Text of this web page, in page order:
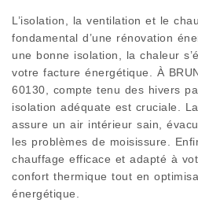
L’isolation, la ventilation et le
fondamental d’une rénovation
une bonne isolation, la chaleur
votre facture énergétique. À
60130, compte tenu des hivers
isolation adéquate est cruciale.
assure un air intérieur sain,
les problèmes de moisissure.
chauffage efficace et adapté à
confort thermique tout en
énergétique.